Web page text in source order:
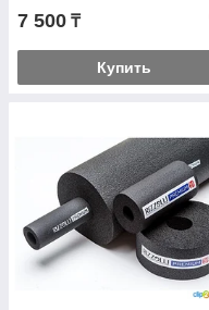
7 500 ₸
Купить